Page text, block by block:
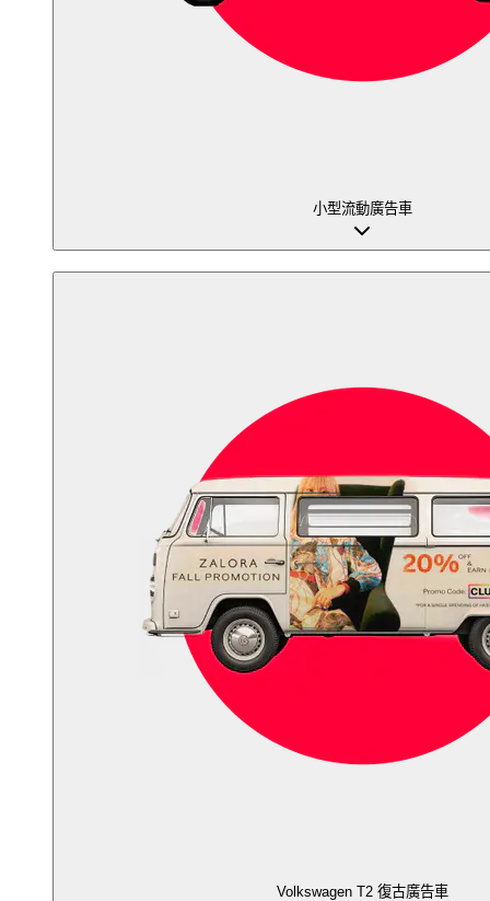
小型流動廣告車
Volkswagen T2 復古廣告車